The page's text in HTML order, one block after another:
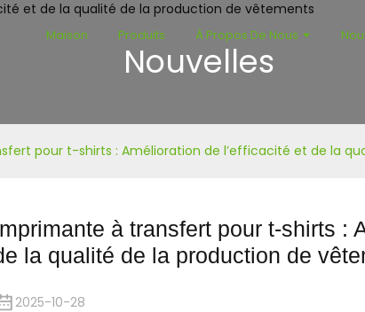
Maison Produits À Propos De Nous
Nouvelles
pour t-shirts : Amélioration de l’efficacité et de la
à transfert pour t-shirts :
la qualité de la production de
2025-10-28